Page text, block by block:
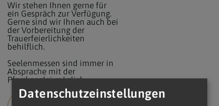
Wir stehen Ihnen gerne für
ein Gespräch zur Verfügung.
Gerne sind wir Ihnen auch bei
der Vorbereitung der
Trauerfeierlichkeiten
behilflich.
Seelenmessen sind immer in
Absprache mit der
Pfarrkanzlei möglich.
Datenschutzeinstellungen